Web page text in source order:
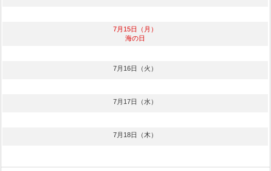
7月15日（月）
海の日
7月16日（火）
7月17日（水）
7月18日（木）